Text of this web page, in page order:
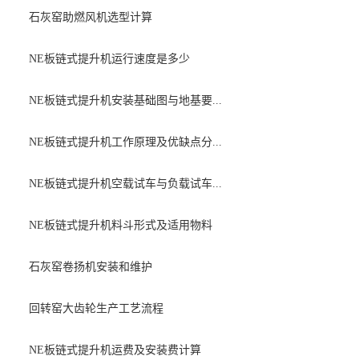
石灰窑助燃风机选型计算
NE板链式提升机运行速度是多少
NE板链式提升机安装基础图与地基要...
NE板链式提升机工作原理及优缺点分...
NE板链式提升机空载试车与负载试车...
NE板链式提升机料斗形式及适用物料
石灰窑卷扬机安装和维护
回转窑大齿轮生产工艺流程
NE板链式提升机运费及安装费计算